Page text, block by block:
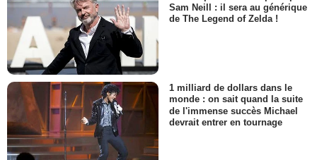
Sam Neill : il sera au générique
de The Legend of Zelda !
1 milliard de dollars dans le
monde : on sait quand la suite
de l'immense succès Michael
devrait entrer en tournage